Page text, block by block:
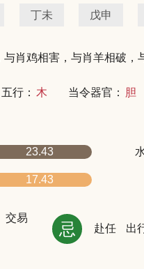
丁未 戊申
肖鸡相害，与肖羊相破，
五行： 木 当令器官： 胆
23.43
17.43
交易
忌 赴任 出